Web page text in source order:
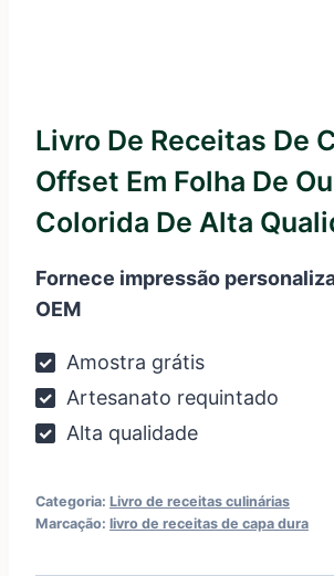
Livro De Receitas De
Offset Em Folha De
Colorida De Alta
Fornece impressão
OEM
Amostra grátis
Artesanato requintado
Alta qualidade
Categoria: Livro de receitas culinárias
Marcação: livro de receitas de capa dura